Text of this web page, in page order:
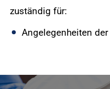
zuständig für:
Angelegenheiten